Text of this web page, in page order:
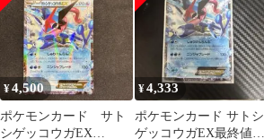
¥4,500
ポケモンカード サト
シゲッコウガEX
¥4,333
ポケモンカード サトシ
ゲッコウガEX最終値下